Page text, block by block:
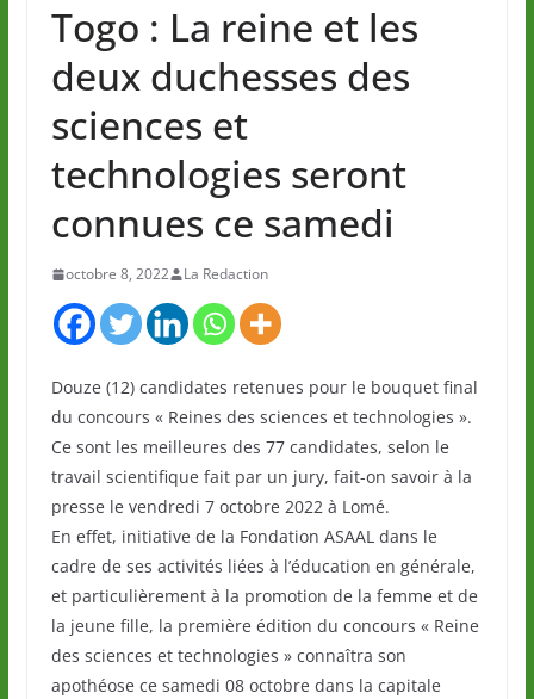
Togo : La reine et les
deux duchesses des
sciences et
technologies seront
connues ce samedi
octobre 8, 2022 La Redaction
Douze (12) candidates retenues pour le bouquet final
du concours « Reines des sciences et technologies ».
Ce sont les meilleures des 77 candidates, selon le
travail scientifique fait par un jury, fait-on savoir à la
presse le vendredi 7 octobre 2022 à Lomé.
En effet, initiative de la Fondation ASAAL dans le
cadre de ses activités liées à l’éducation en générale,
et particulièrement à la promotion de la femme et de
la jeune fille, la première édition du concours « Reine
des sciences et technologies » connaîtra son
apothéose ce samedi 08 octobre dans la capitale